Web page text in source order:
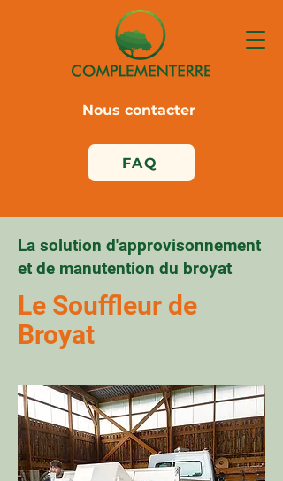
Nous contacter
FAQ
La solution d'approvisonnement
et de manutention du broyat
Le Souffleur de
Broyat